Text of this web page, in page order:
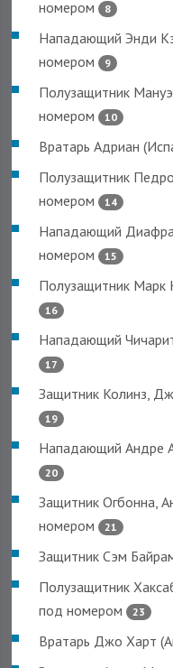
номером 8
Нападающий Энди
номером 9
Полузащитник
номером 10
Вратарь Адриан
Полузащитник
номером 14
Нападающий Диафра
номером 15
Полузащитник Марк
16
Нападающий
17
Защитник Колинз,
19
Нападающий Андре
20
Защитник Огбонна,
номером 21
Защитник Сэм
Полузащитник
под номером 23
Вратарь Джо Харт